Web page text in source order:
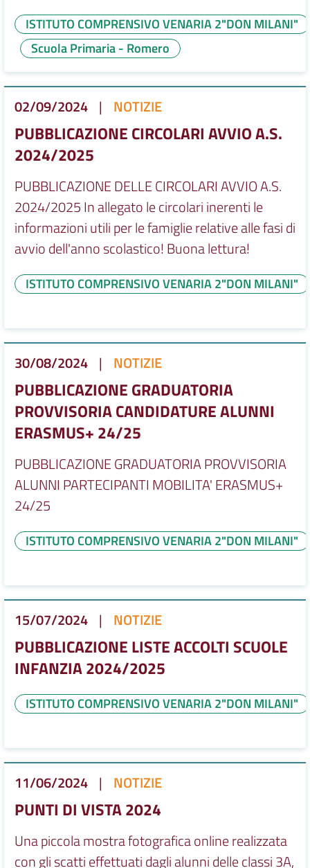
ISTITUTO COMPRENSIVO VENARIA 2"DON MILANI"
Scuola Primaria - Romero
02/09/2024 | NOTIZIE
PUBBLICAZIONE CIRCOLARI AVVIO A.S.
2024/2025
PUBBLICAZIONE DELLE CIRCOLARI AVVIO A.S.
2024/2025 In allegato le circolari inerenti le
informazioni utili per le famiglie relative alle fasi di
avvio dell'anno scolastico! Buona lettura!
ISTITUTO COMPRENSIVO VENARIA 2"DON MILANI"
30/08/2024 | NOTIZIE
PUBBLICAZIONE GRADUATORIA
PROVVISORIA CANDIDATURE ALUNNI
ERASMUS+ 24/25
PUBBLICAZIONE GRADUATORIA PROVVISORIA
ALUNNI PARTECIPANTI MOBILITA' ERASMUS+
24/25
ISTITUTO COMPRENSIVO VENARIA 2"DON MILANI"
15/07/2024 | NOTIZIE
PUBBLICAZIONE LISTE ACCOLTI SCUOLE
INFANZIA 2024/2025
ISTITUTO COMPRENSIVO VENARIA 2"DON MILANI"
11/06/2024 | NOTIZIE
PUNTI DI VISTA 2024
Una piccola mostra fotografica online realizzata
con gli scatti effettuati dagli alunni delle classi 3A,